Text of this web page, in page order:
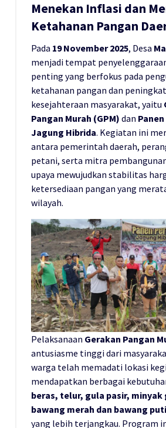
Menekan Inflasi dan
Ketahanan Pangan
Pada 19 November 2025, Desa
menjadi tempat
penting yang berfokus pada
ketahanan pangan dan
kesejahteraan masyarakat, yaitu
Pangan Murah (GPM) dan
Jagung Hibrida. Kegiatan ini
antara pemerintah daerah,
petani, serta mitra
upaya mewujudkan stabilitas
ketersediaan pangan yang
wilayah.
Pelaksanaan Gerakan Pangan
antusiasme tinggi dari
warga telah memadati lokasi
mendapatkan berbagai
beras, telur, gula pasir, minyak
bawang merah dan bawang
yang lebih terjangkau. Program